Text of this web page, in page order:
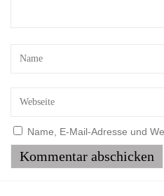
Name, E-Mail-Adresse und